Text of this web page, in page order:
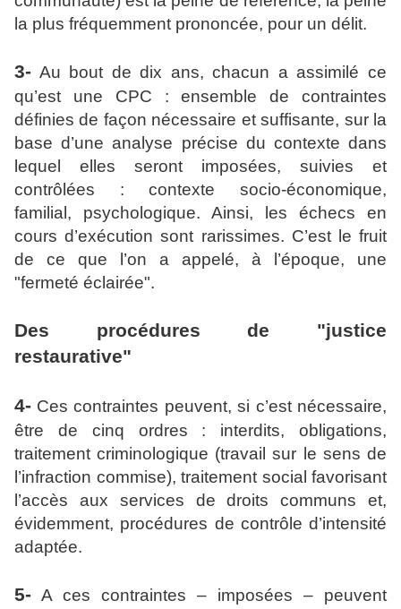
la plus fréquemment prononcée, pour un délit.
3- Au bout de dix ans, chacun a assimilé ce
qu’est une CPC : ensemble de contraintes
définies de façon nécessaire et suffisante, sur la
base d’une analyse précise du contexte dans
lequel elles seront imposées, suivies et
contrôlées : contexte socio-économique,
familial, psychologique. Ainsi, les échecs en
cours d’exécution sont rarissimes. C’est le fruit
de ce que l’on a appelé, à l’époque, une
"fermeté éclairée".
Des procédures de "justice
restaurative"
4- Ces contraintes peuvent, si c’est nécessaire,
être de cinq ordres : interdits, obligations,
traitement criminologique (travail sur le sens de
l’infraction commise), traitement social favorisant
l’accès aux services de droits communs et,
évidemment, procédures de contrôle d’intensité
adaptée.
5- A ces contraintes – imposées – peuvent